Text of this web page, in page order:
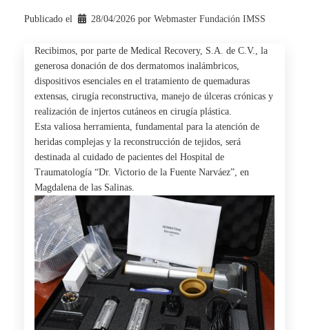
Publicado el 28/04/2026 por Webmaster Fundación IMSS
Recibimos, por parte de Medical Recovery, S.A. de C.V., la
generosa donación de dos dermatomos inalámbricos,
dispositivos esenciales en el tratamiento de quemaduras
extensas, cirugía reconstructiva, manejo de úlceras crónicas y
realización de injertos cutáneos en cirugía plástica.
Esta valiosa herramienta, fundamental para la atención de
heridas complejas y la reconstrucción de tejidos, será
destinada al cuidado de pacientes del Hospital de
Traumatología “Dr. Victorio de la Fuente Narváez”, en
Magdalena de las Salinas.